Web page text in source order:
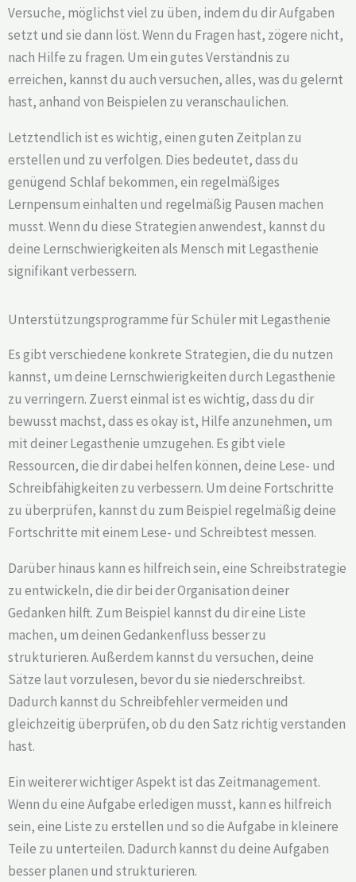
Versuche, möglichst viel zu üben, indem du dir Aufgaben
setzt und sie dann löst. Wenn du Fragen hast, zögere nicht,
nach Hilfe zu fragen. Um ein gutes Verständnis zu
erreichen, kannst du auch versuchen, alles, was du gelernt
hast, anhand von Beispielen zu veranschaulichen.
Letztendlich ist es wichtig, einen guten Zeitplan zu
erstellen und zu verfolgen. Dies bedeutet, dass du
genügend Schlaf bekommen, ein regelmäßiges
Lernpensum einhalten und regelmäßig Pausen machen
musst. Wenn du diese Strategien anwendest, kannst du
deine Lernschwierigkeiten als Mensch mit Legasthenie
signifikant verbessern.
Unterstützungsprogramme für Schüler mit Legasthenie
Es gibt verschiedene konkrete Strategien, die du nutzen
kannst, um deine Lernschwierigkeiten durch Legasthenie
zu verringern. Zuerst einmal ist es wichtig, dass du dir
bewusst machst, dass es okay ist, Hilfe anzunehmen, um
mit deiner Legasthenie umzugehen. Es gibt viele
Ressourcen, die dir dabei helfen können, deine Lese- und
Schreibfähigkeiten zu verbessern. Um deine Fortschritte
zu überprüfen, kannst du zum Beispiel regelmäßig deine
Fortschritte mit einem Lese- und Schreibtest messen.
Darüber hinaus kann es hilfreich sein, eine Schreibstrategie
zu entwickeln, die dir bei der Organisation deiner
Gedanken hilft. Zum Beispiel kannst du dir eine Liste
machen, um deinen Gedankenfluss besser zu
strukturieren. Außerdem kannst du versuchen, deine
Sätze laut vorzulesen, bevor du sie niederschreibst.
Dadurch kannst du Schreibfehler vermeiden und
gleichzeitig überprüfen, ob du den Satz richtig verstanden
hast.
Ein weiterer wichtiger Aspekt ist das Zeitmanagement.
Wenn du eine Aufgabe erledigen musst, kann es hilfreich
sein, eine Liste zu erstellen und so die Aufgabe in kleinere
Teile zu unterteilen. Dadurch kannst du deine Aufgaben
besser planen und strukturieren.